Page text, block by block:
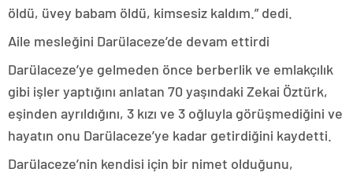
öldü, üvey babam öldü, kimsesiz kaldım.” dedi.
Aile mesleğini Darülaceze’de devam ettirdi
Darülaceze’ye gelmeden önce berberlik ve emlakçılık
gibi işler yaptığını anlatan 70 yaşındaki Zekai Öztürk,
eşinden ayrıldığını, 3 kızı ve 3 oğluyla görüşmediğini ve
hayatın onu Darülaceze’ye kadar getirdiğini kaydetti.
Darülaceze’nin kendisi için bir nimet olduğunu,